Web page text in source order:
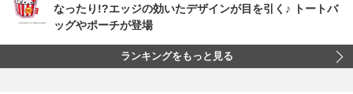
なったり!?エッジの効いたデザインが目を引く♪ トートバ
ッグやポーチが登場
ランキングをもっと見る